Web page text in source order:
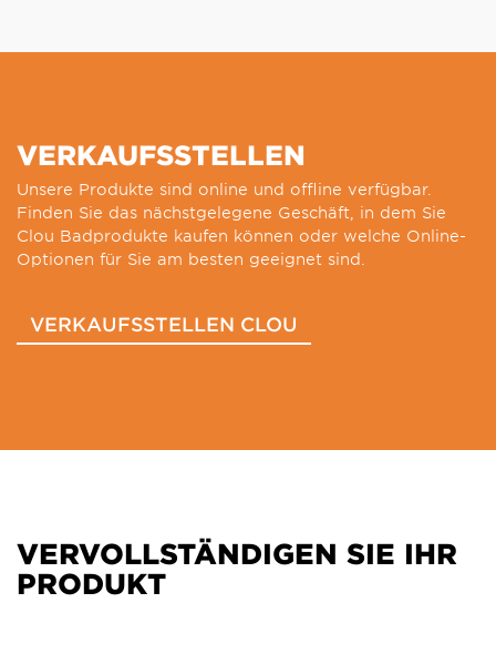
VERKAUFSSTELLEN
Unsere Produkte sind online und offline verfügbar.
Finden Sie das nächstgelegene Geschäft, in dem Sie
Clou Badprodukte kaufen können oder welche Online-
Optionen für Sie am besten geeignet sind.
VERKAUFSSTELLEN CLOU
VERVOLLSTÄNDIGEN SIE IHR
PRODUKT